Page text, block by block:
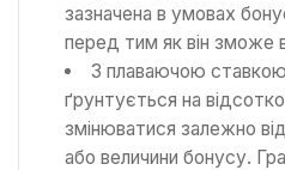
зазначена в умовах
перед тим як він зможе
З плаваючою
ґрунтується на
змінюватися залежно
або величини бонусу.